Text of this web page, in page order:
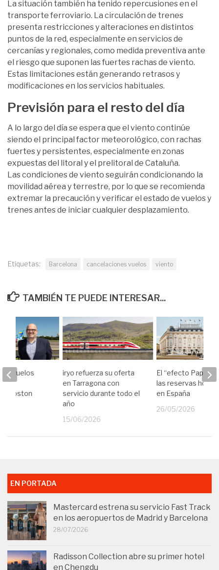
La situación también ha tenido repercusiones en el
transporte ferroviario. La circulación de trenes
presenta restricciones y alteraciones en distintos
puntos de la red, especialmente en servicios de
cercanías y regionales, como medida preventiva ante
el riesgo que suponen las fuertes rachas de viento.
Estas limitaciones están generando retrasos y
modificaciones en los servicios habituales.
Previsión para el resto del día
A lo largo del día se espera que el viento continúe
siendo el principal factor meteorológico, con rachas
fuertes y persistentes, especialmente en zonas
expuestas del litoral y el prelitoral de Cataluña.
Las condiciones de viento seguirán condicionando la
movilidad aérea y terrestre, por lo que se recomienda
extremar la precaución y verificar el estado de vuelos y
trenes antes de iniciar cualquier desplazamiento.
Etiquetas: Barcelona cancelaciones vuelos viento
TAMBIÉN TE PUEDE INTERESAR...
iryo refuerza su oferta
en Tarragona con
servicio durante todo el
año
15/06/2026
El “efecto Papa”
las reservas
en España
26/05/2026
vuelos
y Boston
EN PORTADA
Mastercard estrena su servicio Fast Track
en los aeropuertos de Madrid y Barcelona
28/07/2026
Radisson Collection abre su primer hotel
en Chengdu